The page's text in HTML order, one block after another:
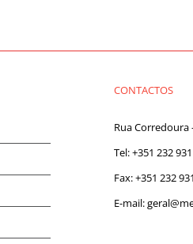
CONTACTOS
Rua Corredoura
Tel:+351 232
Fax: +351 232
E-mail: